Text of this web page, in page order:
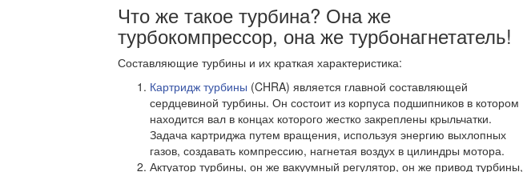
Что же такое турбина? Она же
турбокомпрессор, она же турбонагнетатель!
Составляющие турбины и их краткая характеристика:
Картридж турбины (CHRA) является главной составляющей
сердцевиной турбины. Он состоит из корпуса подшипников в котором
находится вал в концах которого жестко закреплены крыльчатки.
Задача картриджа путем вращения, используя энергию выхлопных
газов, создавать компрессию, нагнетая воздух в цилиндры мотора.
Актуатор турбины, он же вакуумный регулятор, он же привод турбины,